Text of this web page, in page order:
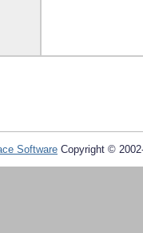
Software Copyright ©